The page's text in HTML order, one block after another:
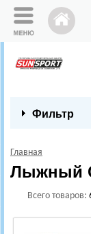
Фильтр
Главная
Лыжный
Всего товаров: